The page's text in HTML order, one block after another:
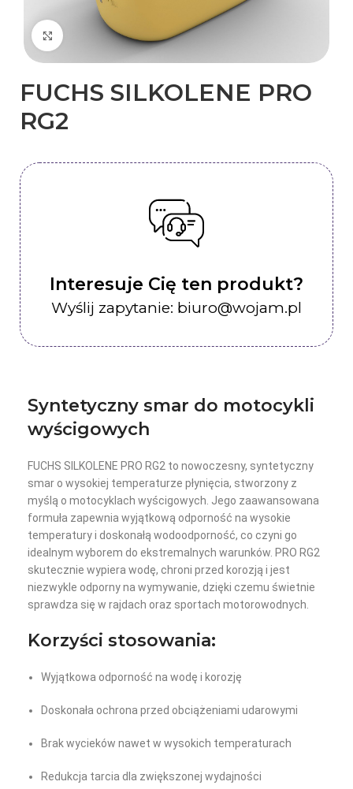
Kliknij, aby powiększyć
FUCHS SILKOLENE PRO
RG2
Interesuje Cię ten produkt?
Wyślij zapytanie: biuro@wojam.pl
Syntetyczny smar do motocykli
wyścigowych
FUCHS SILKOLENE PRO RG2 to nowoczesny, syntetyczny
smar o wysokiej temperaturze płynięcia, stworzony z
myślą o motocyklach wyścigowych. Jego zaawansowana
formuła zapewnia wyjątkową odporność na wysokie
temperatury i doskonałą wodoodporność, co czyni go
idealnym wyborem do ekstremalnych warunków. PRO RG2
skutecznie wypiera wodę, chroni przed korozją i jest
niezwykle odporny na wymywanie, dzięki czemu świetnie
sprawdza się w rajdach oraz sportach motorowodnych.
Korzyści stosowania:
Wyjątkowa odporność na wodę i korozję
Doskonała ochrona przed obciążeniami udarowymi
Brak wycieków nawet w wysokich temperaturach
Redukcja tarcia dla zwiększonej wydajności